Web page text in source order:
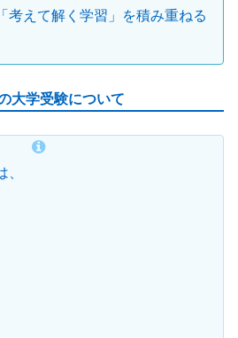
考えて解く学習」を積み重ねる
大学受験について